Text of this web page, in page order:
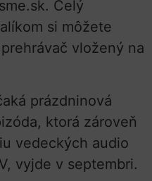
Celý
si môžete
vložený na
prázdninová
ktorá zároveň
vedeckých audio
vyjde v septembri.